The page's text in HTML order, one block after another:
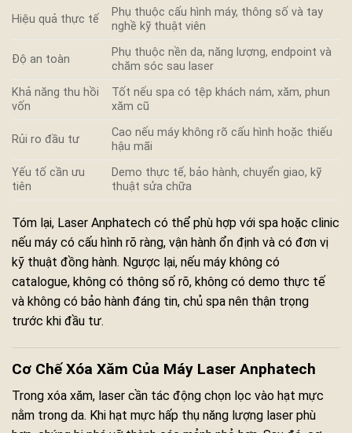
Hiệu quả thực tế
Phụ thuộc cấu hình máy, thông số và tay
nghề kỹ thuật viên
Độ an toàn
Phụ thuộc nền da, năng lượng, endpoint và
chăm sóc sau laser
Khả năng thu hồi
vốn
Tốt nếu spa có tệp khách nám, xăm, phun
xăm cũ
Rủi ro đầu tư
Cao nếu máy không rõ cấu hình hoặc thiếu
hậu mãi
Yếu tố cần ưu
tiên
Demo thực tế, bảo hành, chuyển giao, kỹ
thuật sửa chữa
Tóm lại, Laser Anphatech có thể phù hợp với spa hoặc clinic
nếu máy có cấu hình rõ ràng, vận hành ổn định và có đơn vị
kỹ thuật đồng hành. Ngược lại, nếu máy không có
catalogue, không có thông số rõ, không có demo thực tế
và không có bảo hành đáng tin, chủ spa nên thận trọng
trước khi đầu tư.
Cơ Chế Xóa Xăm Của Máy Laser Anphatech
Trong xóa xăm, laser cần tác động chọn lọc vào hạt mực
nằm trong da. Khi hạt mực hấp thụ năng lượng laser phù